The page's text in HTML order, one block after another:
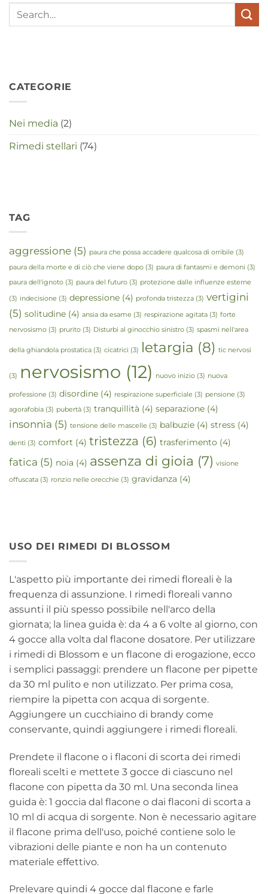
in
CATEGORIE
Nei media (2)
Rimedi stellari (74)
TAG
aggressione (5) paura che possa accadere qualcosa di orribile (3)
paura della morte e di ciò che viene dopo (3) paura di fantasmi e demoni (3)
paura dell'ignoto (3) paura del futuro (3) protezione dalle influenze esterne
(3) indecisione (3) depressione (4) profonda tristezza (3) vertigini
(5) solitudine (4) ansia da esame (3) respirazione agitata (3) forte
nervosismo (3) prurito (3) Disturbi al ginocchio sinistro (3) spasmi nell'area
della ghiandola prostatica (3) cicatrici (3) letargia (8) tic nervosi
(3) nervosismo (12) nuovo inizio (3) nuova
professione (3) disordine (4) respirazione superficiale (3) pensione (3)
agorafobia (3) pubertà (3) tranquillità (4) separazione (4)
insonnia (5) tensione delle mascelle (3) balbuzie (4) stress (4)
denti (3) comfort (4) tristezza (6) trasferimento (4)
fatica (5) noia (4) assenza di gioia (7) visione
offuscata (3) ronzio nelle orecchie (3) gravidanza (4)
USO DEI RIMEDI DI BLOSSOM
L'aspetto più importante dei rimedi floreali è la
frequenza di assunzione. I rimedi floreali vanno
assunti il più spesso possibile nell'arco della
giornata; la linea guida è: da 4 a 6 volte al giorno, con
4 gocce alla volta dal flacone dosatore. Per utilizzare
i rimedi di Blossom e un flacone di erogazione, ecco
i semplici passaggi: prendere un flacone per pipette
da 30 ml pulito e non utilizzato. Per prima cosa,
riempire la pipetta con acqua di sorgente.
Aggiungere un cucchiaino di brandy come
conservante, quindi aggiungere i rimedi floreali.
Prendete il flacone o i flaconi di scorta dei rimedi
floreali scelti e mettete 3 gocce di ciascuno nel
flacone con pipetta da 30 ml. Una seconda linea
guida è: 1 goccia dal flacone o dai flaconi di scorta a
10 ml di acqua di sorgente. Non è necessario agitare
il flacone prima dell'uso, poiché contiene solo le
vibrazioni delle piante e non ha un contenuto
materiale effettivo.
Prelevare quindi 4 gocce dal flacone e farle